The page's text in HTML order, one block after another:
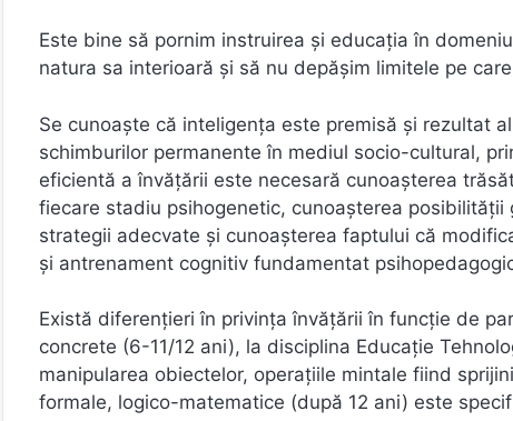
Este bine să pornim instruirea şi educaţia în
natura sa interioară şi să nu depăşim limitele pe
Se cunoaşte că inteligenţa este premisă şi rezultat
schimburilor permanente în mediul socio-cultural,
eficientă a învăţării este necesară cunoaşterea
fiecare stadiu psihogenetic, cunoaşterea
strategii adecvate şi cunoaşterea faptului că
şi antrenament cognitiv fundamentat
Există diferenţieri în privinţa învăţării în funcţie de
concrete (6-11/12 ani), la disciplina Educație
manipularea obiectelor, operaţiile mintale fiind
formale, logico-matematice (după 12 ani) este